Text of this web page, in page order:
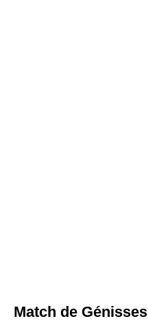
Match de Génisses